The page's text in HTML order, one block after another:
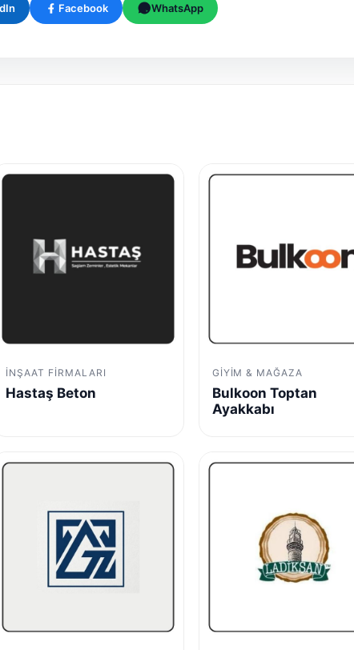
Facebook WhatsApp
İNŞAAT FIRMALARI
Hastaş Beton
GIYIM & MAĞAZA
Bulkoon Toptan
Ayakkabı